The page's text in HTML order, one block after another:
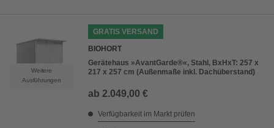
Weitere
Ausführungen
GRATIS VERSAND
BIOHORT
Gerätehaus »AvantGarde®«, Stahl, BxHxT: 257 x
217 x 257 cm (Außenmaße inkl. Dachüberstand)
ab 2.049,00 €
Verfügbarkeit im Markt prüfen